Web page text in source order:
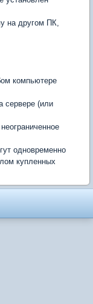
на другом ПК,
компьютере
сервере (или
одновременно
купленных